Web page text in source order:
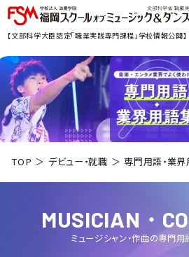
【文部科学大臣認定「職業実践専門課程」学校情報公開】
TOP デビュー・就職 専門用語・業
MUSICIAN・
ミュージシャン・作曲の専門用